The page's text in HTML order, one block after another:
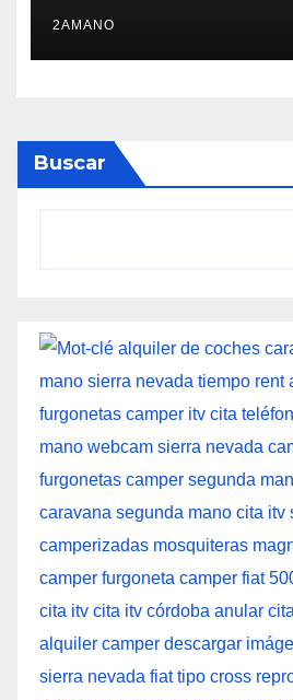
2AMANO
Buscar